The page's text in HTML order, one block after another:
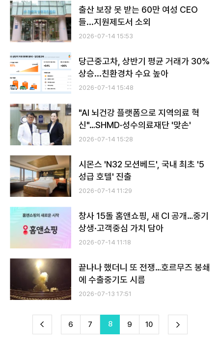
출산 보장 못 받는 60만 여성 CEO
들...지원제도서 소외
2026-07-14 15:53
당근중고차, 상반기 평균 거래가 30%
상승...친환경차 수요 높아
2026-07-14 15:48
"AI 뇌건강 플랫폼으로 지역의료 혁
신"…SHMD·성수의료재단 '맞손'
2026-07-14 15:28
시몬스 'N32 모션베드', 국내 최초 '5
성급 호텔' 진출
2026-07-14 11:29
창사 15돌 홈앤쇼핑, 새 CI 공개…중기
상생·고객중심 가치 담아
2026-07-14 11:18
끝나나 했더니 또 전쟁…호르무즈 봉쇄
에 수출중기도 시름
2026-07-13 17:51
이 6 7 8 9 10 다